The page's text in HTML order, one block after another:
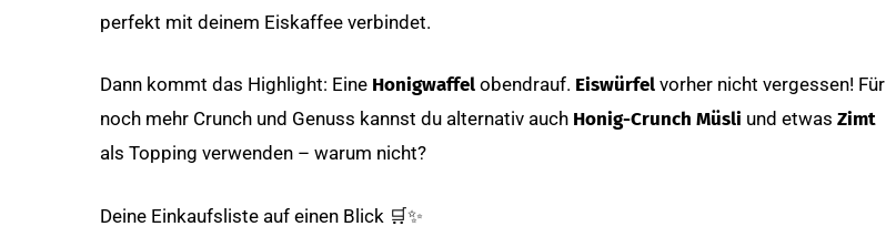
perfekt mit deinem Eiskaffee verbindet.
Dann kommt das Highlight: Eine Honigwaffel obendrauf. Eiswürfel vorher nicht vergessen! Für
noch mehr Crunch und Genuss kannst du alternativ auch Honig-Crunch Müsli und etwasZimt
als Topping verwenden – warum nicht?
Deine Einkaufsliste auf einen Blick 🛒✨